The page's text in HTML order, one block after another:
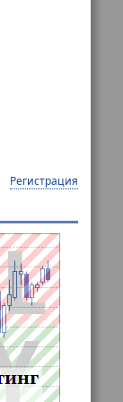
Регистрация